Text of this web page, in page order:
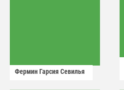
Фермин Гарсия Севилья